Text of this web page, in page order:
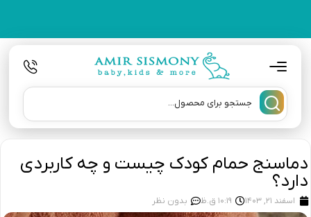
دماسنج حمام کودک چیست و چه کاربردی
دارد؟
اسفند 21, 1403 10:19 ق.ظ بدون نظر